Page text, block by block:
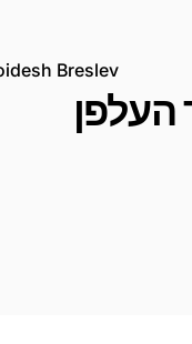
Breslev
העלפן